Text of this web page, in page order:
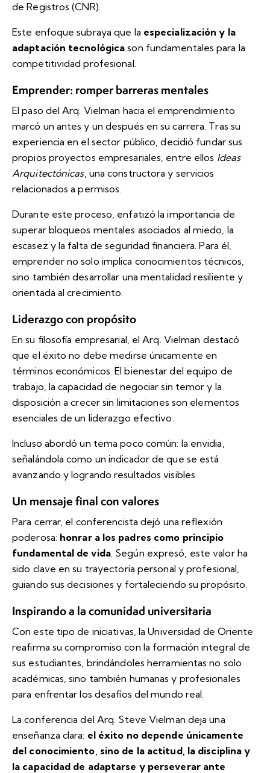
de Registros (CNR).
Este enfoque subraya que la especialización y la
adaptación tecnológica son fundamentales para la
competitividad profesional.
Emprender: romper barreras mentales
El paso del Arq. Vielman hacia el emprendimiento
marcó un antes y un después en su carrera. Tras su
experiencia en el sector público, decidió fundar sus
propios proyectos empresariales, entre ellos Ideas
Arquitectónicas, una constructora y servicios
relacionados a permisos.
Durante este proceso, enfatizó la importancia de
superar bloqueos mentales asociados al miedo, la
escasez y la falta de seguridad financiera. Para él,
emprender no solo implica conocimientos técnicos,
sino también desarrollar una mentalidad resiliente y
orientada al crecimiento.
Liderazgo con propósito
En su filosofía empresarial, el Arq. Vielman destacó
que el éxito no debe medirse únicamente en
términos económicos. El bienestar del equipo de
trabajo, la capacidad de negociar sin temor y la
disposición a crecer sin limitaciones son elementos
esenciales de un liderazgo efectivo.
Incluso abordó un tema poco común: la envidia,
señalándola como un indicador de que se está
avanzando y logrando resultados visibles.
Un mensaje final con valores
Para cerrar, el conferencista dejó una reflexión
poderosa: honrar a los padres como principio
fundamental de vida. Según expresó, este valor ha
sido clave en su trayectoria personal y profesional,
guiando sus decisiones y fortaleciendo su propósito.
Inspirando a la comunidad universitaria
Con este tipo de iniciativas, la Universidad de Oriente
reafirma su compromiso con la formación integral de
sus estudiantes, brindándoles herramientas no solo
académicas, sino también humanas y profesionales
para enfrentar los desafíos del mundo real.
La conferencia del Arq. Steve Vielman deja una
enseñanza clara: el éxito no depende únicamente
del conocimiento, sino de la actitud, la disciplina y
la capacidad de adaptarse y perseverar ante